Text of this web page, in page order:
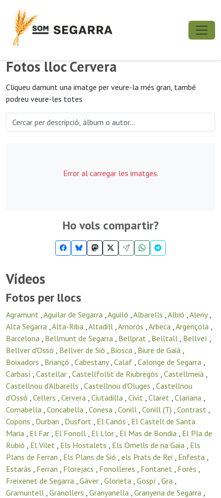
Fotos lloc Cervera
Cliqueu damunt una imatge per veure-la més gran, també
podreu veure-les totes
Error al carregar les imatges.
Ho vols compartir?
Vídeos
Fotos per llocs
Agramunt ,Aguilar de Segarra ,Aguiló ,Albarells ,Albió ,Aleny,
Alta Segarra ,Alta-Riba ,Altadill ,Amorós ,Arbeca ,Argençola ,
Barcelona , Bellmunt de Segarra , Bellprat , Belltall , Bellveí ,
Bellver d'Ossó , Bellver de Sió , Biosca , Biure de Gaià ,
Boixadors , Briançó , Cabestany, Calaf , Calonge de Segarra ,
Carbasí , Castellar , Castellfollit de Riubregòs , Castellmeià ,
Castellnou d'Albarells , Castellnou d'Oluges , Castellnou
d'Ossó , Cellers , Cervera , Ciutadilla , Civit , Claret , Clariana ,
Comabella , Concabella , Conesa , Conill , Conill (T) , Contrast ,
Copons , Durban , Dusfort , El Canós , El Castell de Santa
Maria , El Far , El Fonoll , El Llor , El Mas de Bondia , El Pla de
Rubió , El Vilet , Els Hostalets , Els Omells de na Gaia , Els
Plans de Ferran , Els Plans de Sió , els Prats de Rei , Enfesta ,
Estaràs , Ferran , Florejacs , Fonolleres , Fontanet , Forès ,
Freixenet de Segarra , Gàver , Glorieta , Gospí , Gra ,
Gramuntell , Granollers , Granyanella , Granyena de Segarra ,